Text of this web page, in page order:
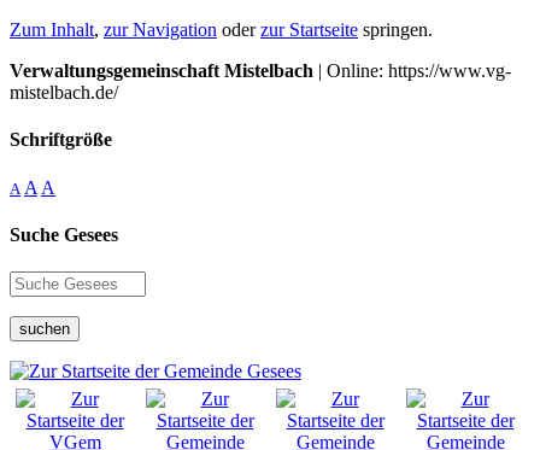
Zum Inhalt, zur Navigation oderzur Startseite springen.
Verwaltungsgemeinschaft Mistelbach | Online: https://www.vg-
mistelbach.de/
Schriftgröße
A A A
Suche Gesees
suchen